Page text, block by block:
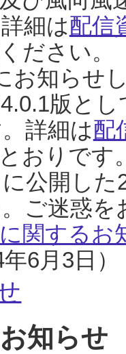
細は配信
ださい。
お知らせ
版と
詳細は配
おりです
公開し
ご迷惑
関するお
6月3日）
知らせ